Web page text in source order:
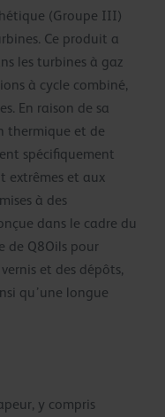
(Groupe III)
Ce produit a
les turbines à gaz
à cycle combiné,
En raison de sa
thermique et de
spécifiquement
extrêmes et aux
à des
dans le cadre du
de Q8Oils pour
et des dépôts,
qu’une longue
y compris